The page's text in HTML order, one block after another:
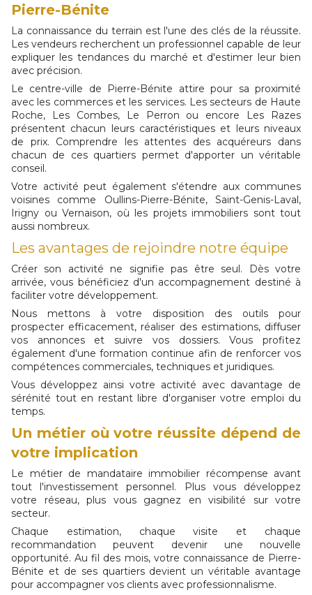
Pierre-Bénite
La connaissance du terrain est l'une des clés de la réussite.
Les vendeurs recherchent un professionnel capable de leur
expliquer les tendances du marché et d'estimer leur bien
avec précision.
Le centre-ville de Pierre-Bénite attire pour sa proximité
avec les commerces et les services. Les secteurs de Haute
Roche, Les Combes, Le Perron ou encore Les Razes
présentent chacun leurs caractéristiques et leurs niveaux
de prix. Comprendre les attentes des acquéreurs dans
chacun de ces quartiers permet d'apporter un véritable
conseil.
Votre activité peut également s'étendre aux communes
voisines comme Oullins-Pierre-Bénite, Saint-Genis-Laval,
Irigny ou Vernaison, où les projets immobiliers sont tout
aussi nombreux.
Les avantages de rejoindre notre équipe
Créer son activité ne signifie pas être seul. Dès votre
arrivée, vous bénéficiez d'un accompagnement destiné à
faciliter votre développement.
Nous mettons à votre disposition des outils pour
prospecter efficacement, réaliser des estimations, diffuser
vos annonces et suivre vos dossiers. Vous profitez
également d'une formation continue afin de renforcer vos
compétences commerciales, techniques et juridiques.
Vous développez ainsi votre activité avec davantage de
sérénité tout en restant libre d'organiser votre emploi du
temps.
Un métier où votre réussite dépend de
votre implication
Le métier de mandataire immobilier récompense avant
tout l'investissement personnel. Plus vous développez
votre réseau, plus vous gagnez en visibilité sur votre
secteur.
Chaque estimation, chaque visite et chaque
recommandation peuvent devenir une nouvelle
opportunité. Au fil des mois, votre connaissance de Pierre-
Bénite et de ses quartiers devient un véritable avantage
pour accompagner vos clients avec professionnalisme.